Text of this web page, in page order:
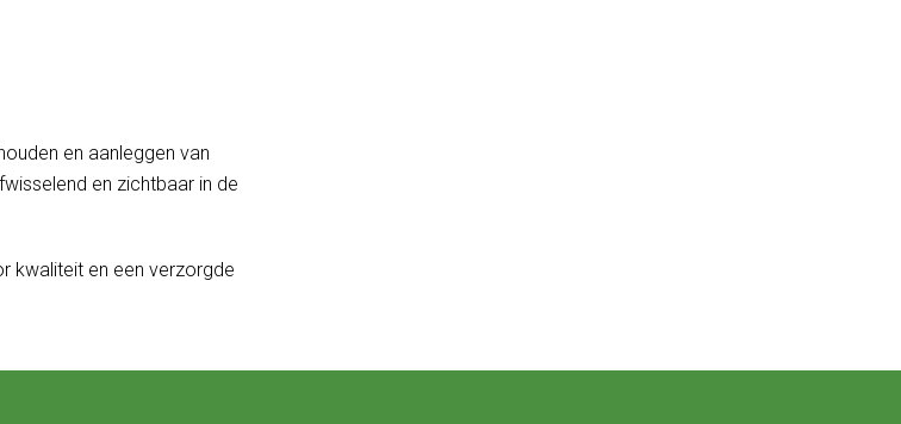
en aanleggen van
en zichtbaar in de
kwaliteit en een verzorgde